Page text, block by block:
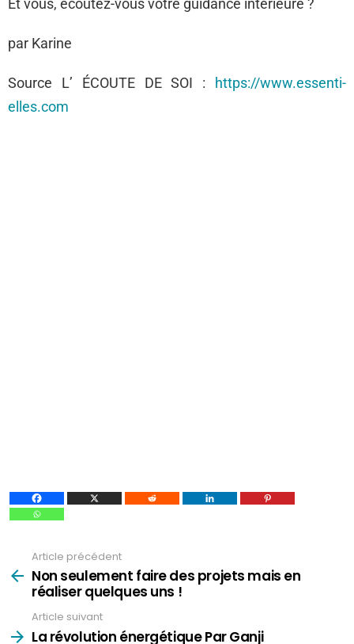
par Karine
Source L’ ÉCOUTE DE SOI : https://www.essenti-
elles.com
plus
Article précédent
Non seulement faire des projets mais en
réaliser quelques uns !
Article suivant
La révolution énergétique Par Ganji